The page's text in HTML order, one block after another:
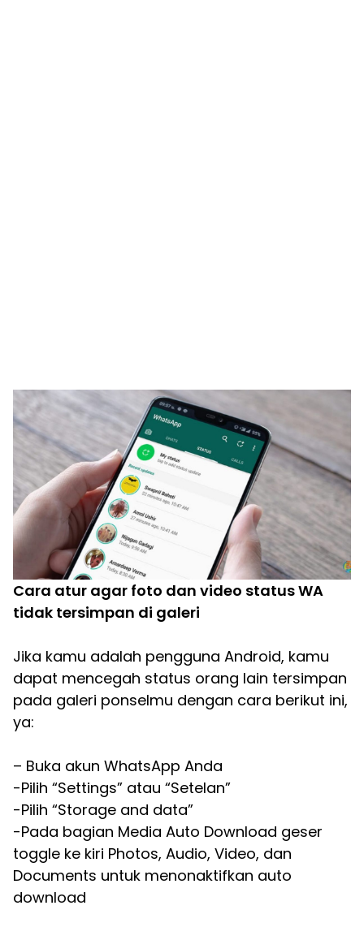
Cara atur agar foto dan video status WA
tidak tersimpan di galeri
Jika kamu adalah pengguna Android, kamu
dapat mencegah status orang lain tersimpan
pada galeri ponselmu dengan cara berikut ini,
ya:
– Buka akun WhatsApp Anda
-Pilih “Settings” atau “Setelan”
-Pilih “Storage and data”
-Pada bagian Media Auto Download geser
toggle ke kiri Photos, Audio, Video, dan
Documents untuk menonaktifkan auto
download